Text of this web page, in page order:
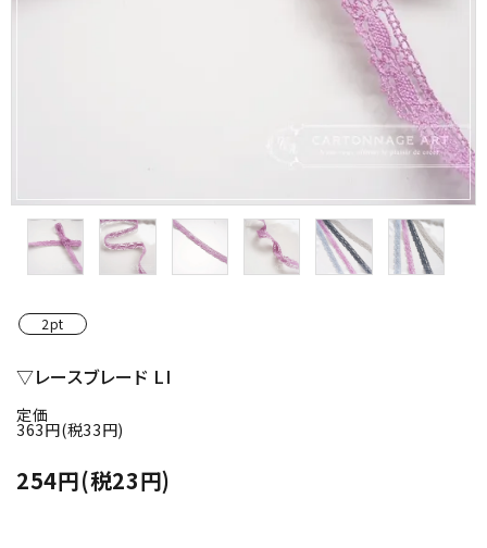
デコレーション材料
道具類
基本材料
グループ
ガイドライン
2pt
▽レースブレード LI
定価
363円(税33円)
254円(税23円)